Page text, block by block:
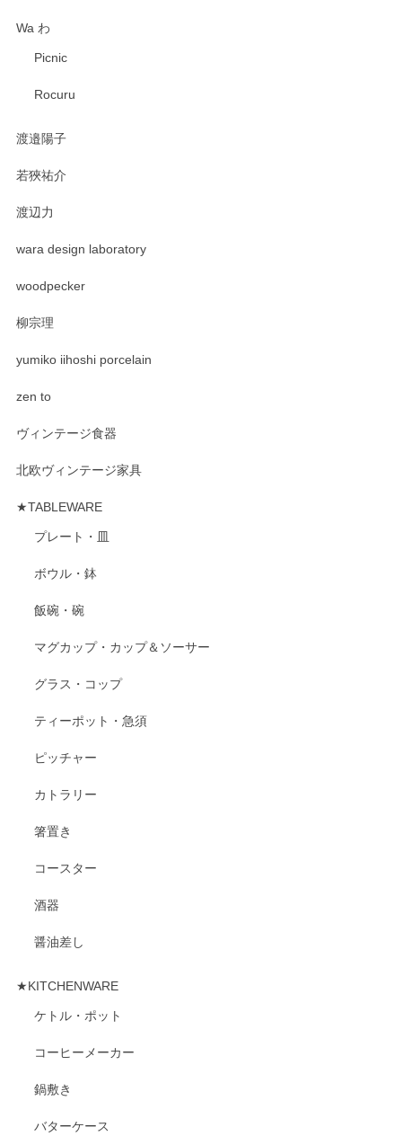
Wa わ
Picnic
Rocuru
渡邉陽子
若狹祐介
渡辺力
wara design laboratory
woodpecker
柳宗理
yumiko iihoshi porcelain
zen to
ヴィンテージ食器
北欧ヴィンテージ家具
★TABLEWARE
プレート・皿
ボウル・鉢
飯碗・碗
マグカップ・カップ＆ソーサー
グラス・コップ
ティーポット・急須
ピッチャー
カトラリー
箸置き
コースター
酒器
醤油差し
★KITCHENWARE
ケトル・ポット
コーヒーメーカー
鍋敷き
バターケース